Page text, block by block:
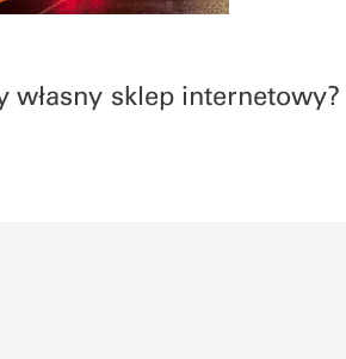
własny sklep internetowy?